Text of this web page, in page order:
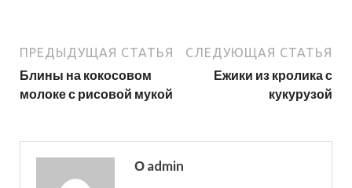
ПРЕДЫДУЩАЯ СТАТЬЯ
Блины на кокосовом
молоке с рисовой мукой
СЛЕДУЮЩАЯ СТАТЬЯ
Ежики из кролика с
кукурузой
О admin